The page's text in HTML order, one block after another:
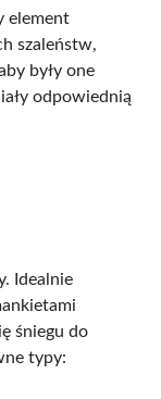
element
szaleństw,
były one
odpowiednią
Idealnie
śniegu do
typy: